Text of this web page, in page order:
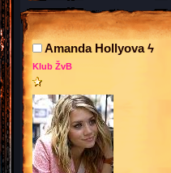
Amanda Hollyova ϟ
Klub ŽvB